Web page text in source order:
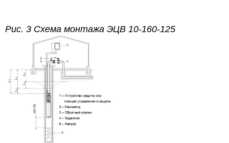
Рис. 3 Схема монтажа ЭЦВ 10-160-125